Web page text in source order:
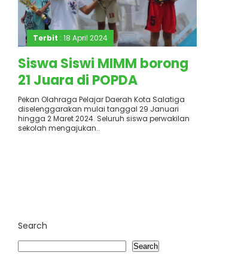
Terbit : 18 April 2024
Siswa Siswi MIMM borong
21 Juara di POPDA
Salatiga 2024
Pekan Olahraga Pelajar Daerah Kota Salatiga
diselenggarakan mulai tanggal 29 Januari
hingga 2 Maret 2024. Seluruh siswa perwakilan
sekolah mengajukan..
Search
Search